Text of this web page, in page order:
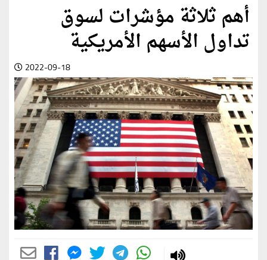
أهم ثلاثة مؤشرات لسوق
تداول الأسهم الأمريكية
2022-09-18